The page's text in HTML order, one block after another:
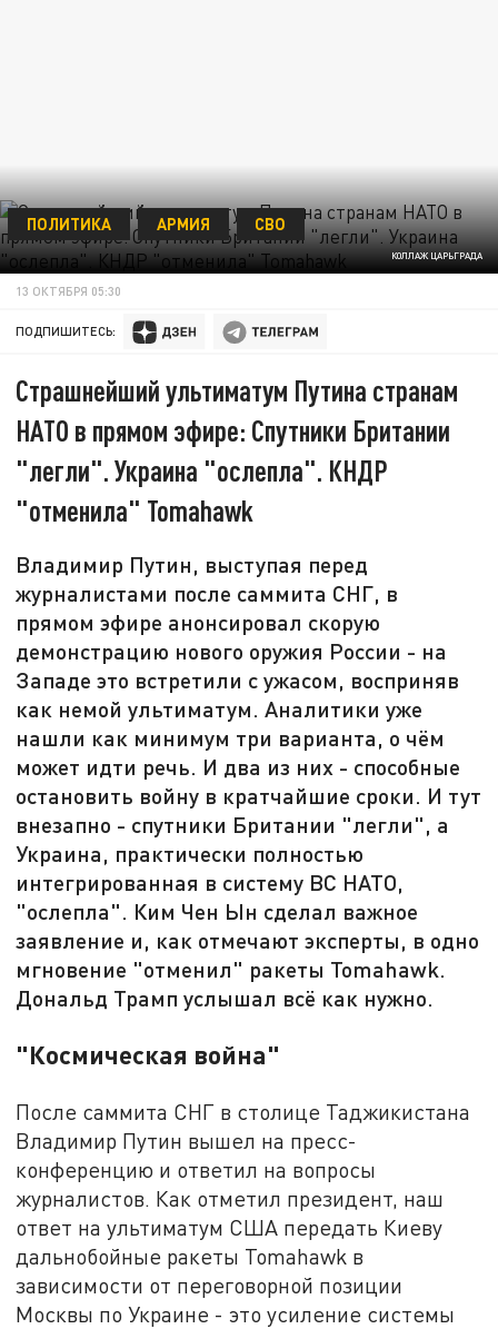
КОЛЛАЖ ЦАРЬГРАДА
ПОЛИТИКА АРМИЯ СВО
13 ОКТЯБРЯ 05:30
ПОДПИШИТЕСЬ:
Страшнейший ультиматум Путина странам
НАТО в прямом эфире: Спутники Британии
"легли". Украина "ослепла". КНДР
"отменила" Tomahawk
Владимир Путин, выступая перед
журналистами после саммита СНГ, в
прямом эфире анонсировал скорую
демонстрацию нового оружия России - на
Западе это встретили с ужасом, восприняв
как немой ультиматум. Аналитики уже
нашли как минимум три варианта, о чём
может идти речь. И два из них - способные
остановить войну в кратчайшие сроки. И тут
внезапно - спутники Британии "легли", а
Украина, практически полностью
интегрированная в систему ВС НАТО,
"ослепла". Ким Чен Ын сделал важное
заявление и, как отмечают эксперты, в одно
мгновение "отменил" ракеты Tomahawk.
Дональд Трамп услышал всё как нужно.
"Космическая война"
После саммита СНГ в столице Таджикистана
Владимир Путин вышел на пресс-
конференцию и ответил на вопросы
журналистов. Как отметил президент, наш
ответ на ультиматум США передать Киеву
дальнобойные ракеты Tomahawk в
зависимости от переговорной позиции
Москвы по Украине - это усиление системы